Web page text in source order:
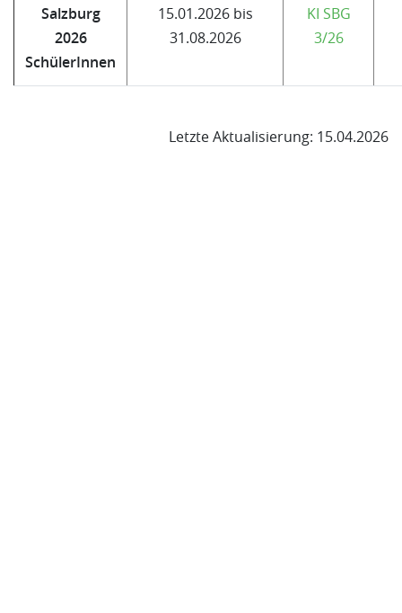
Salzburg
2026
SchülerInnen
15.01.2026 bis
31.08.2026
KI SBG
3/26
Letzte Aktualisierung: 15.04.2026